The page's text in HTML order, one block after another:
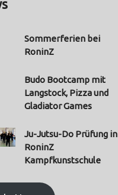
Sommerferien bei
RoninZ
Budo Bootcamp mit
Langstock, Pizza und
Gladiator Games
Ju-Jutsu-Do Prüfung in
RoninZ
Kampfkunstschule